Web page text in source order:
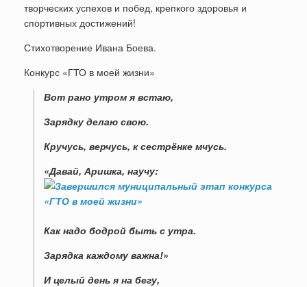
творческих успехов и побед, крепкого здоровья и
спортивных достижений!
Стихотворение Ивана Боева.
Конкурс «ГТО в моей жизни»
Вот рано утром я встаю,
Зарядку делаю свою.
Кручусь, верчусь, к сестрёнке мчусь.
«Давай, Аришка, научу:
Как надо бодрой быть с утра.
Зарядка каждому важна!»
И целый день я на бегу,